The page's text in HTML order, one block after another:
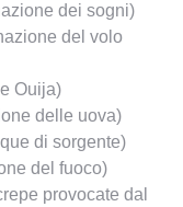
dei sogni)
del volo
Ouija)
delle uova)
di sorgente)
del fuoco)
provocate dal